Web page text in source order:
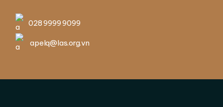
028 9999 9099
apelq@las.org.vn